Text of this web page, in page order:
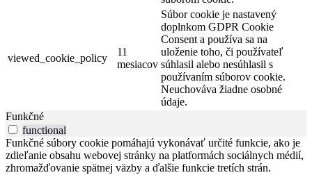
viewed_cookie_policy
11
mesiacov
Súbor cookie je nastavený
doplnkom GDPR Cookie
Consent a používa sa na
uloženie toho, či používateľ
súhlasil alebo nesúhlasil s
používaním súborov cookie.
Neuchováva žiadne osobné
údaje.
Funkčné
functional
Funkčné súbory cookie pomáhajú vykonávať určité funkcie, ako je
zdieľanie obsahu webovej stránky na platformách sociálnych médií,
zhromažďovanie spätnej väzby a ďalšie funkcie tretích strán.